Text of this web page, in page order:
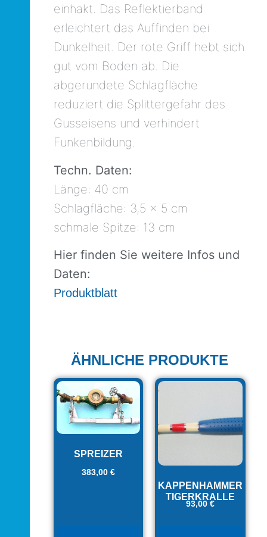
einhakt. Das Reflektierband
erleichtert das Auffinden bei
Dunkelheit. Der rote Griff hebt sich
gut vom Boden ab. Die
abgerundete Schlagfläche
reduziert die Splittergefahr des
Gusseisens und verhindert
Funkenbildung.
Techn. Daten:
Länge: 40 cm
Schlagfläche: 3,5 x 5 cm
schmale Spitze: 13 cm
Hier finden Sie weitere Infos und
Daten:
Produktblatt
ÄHNLICHE PRODUKTE
SPREIZER
383,00 €
KAPPENHAMMER
TIGERKRALLE
93,00 €